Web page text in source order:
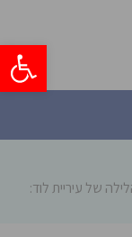
פתח
של עיריית לוד: